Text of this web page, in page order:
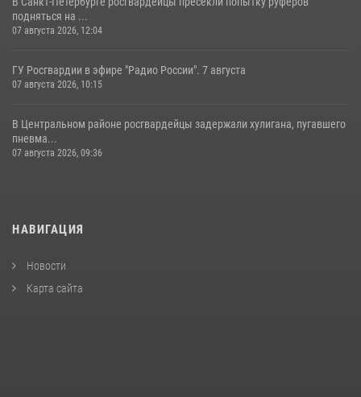
подняться на ...
07 августа 2026, 12:04
ГУ Росгвардии в эфире "Радио России". 7 августа
07 августа 2026, 10:15
В Центральном районе росгвардейцы задержали хулигана, пугавшего
пневма...
07 августа 2026, 09:36
НАВИГАЦИЯ
Новости
Карта сайта